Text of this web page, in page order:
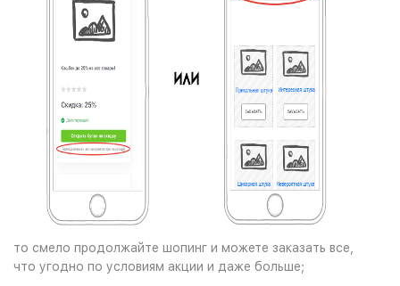
то смело продолжайте шопинг и можете заказать все,
что угодно по условиям акции и даже больше;